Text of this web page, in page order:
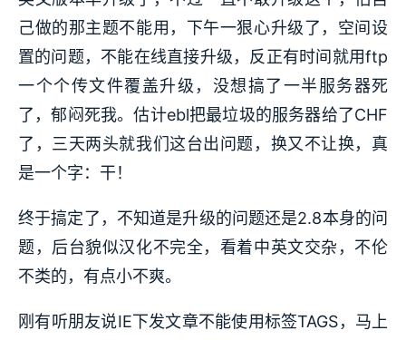
己做的那主题不能用，下午一狠心升级了，空间设
置的问题，不能在线直接升级，反正有时间就用ftp
一个个传文件覆盖升级，没想搞了一半服务器死
了，郁闷死我。估计ebl把最垃圾的服务器给了CHF
了，三天两头就我们这台出问题，换又不让换，真
是一个字：干！
终于搞定了，不知道是升级的问题还是2.8本身的问
题，后台貌似汉化不完全，看着中英文交杂，不伦
不类的，有点小不爽。
刚有听朋友说IE下发文章不能使用标签TAGS，马上